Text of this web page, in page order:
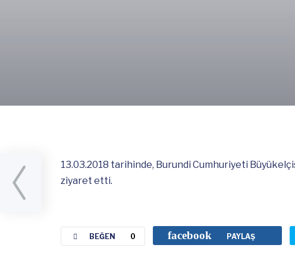
13.03.2018 tarihinde, Burundi Cumhuriyeti
ziyaret etti.
BEĞEN 0 facebook PAYLAŞ